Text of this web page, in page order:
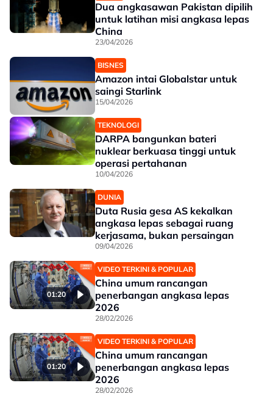
Dua angkasawan Pakistan dipilih
untuk latihan misi angkasa lepas
China
23/04/2026
BISNES
Amazon intai Globalstar untuk
saingi Starlink
15/04/2026
TEKNOLOGI
DARPA bangunkan bateri
nuklear berkuasa tinggi untuk
operasi pertahanan
10/04/2026
DUNIA
Duta Rusia gesa AS kekalkan
angkasa lepas sebagai ruang
kerjasama, bukan persaingan
09/04/2026
01:20
VIDEO TERKINI & POPULAR
China umum rancangan
penerbangan angkasa lepas
2026
28/02/2026
01:20
VIDEO TERKINI & POPULAR
China umum rancangan
penerbangan angkasa lepas
2026
28/02/2026